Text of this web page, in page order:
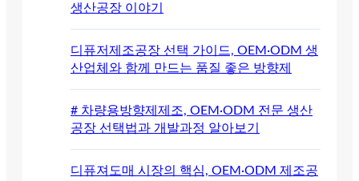
생산공장 이야기
디퓨저제조공장 선택 가이드, OEM·ODM 생
산업체와 함께 만드는 품질 좋은 방향제
# 차량용방향제제조, OEM·ODM 전문 생산
공장 선택법과 개발과정 알아보기
디퓨져도매 시장의 핵심, OEM·ODM 제조공